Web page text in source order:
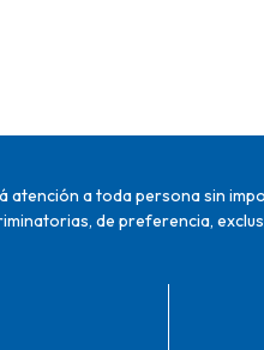
a toda persona sin
de preferencia,